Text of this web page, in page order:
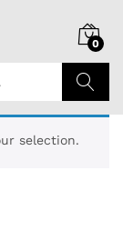
0
Chercher
selection.